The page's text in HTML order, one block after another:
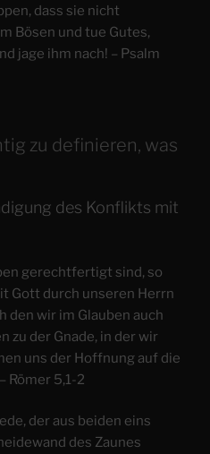
dass sie nicht
Bösen und tue Gutes,
jage ihm nach! – Psalm
zu definieren, was
des Konflikts mit
gerechtfertigt sind, so
Gott durch unseren Herrn
den wir im Glauben auch
zu der Gnade, in der wir
uns der Hoffnung auf die
Römer 5,1-2
der aus beiden eins
des Zaunes